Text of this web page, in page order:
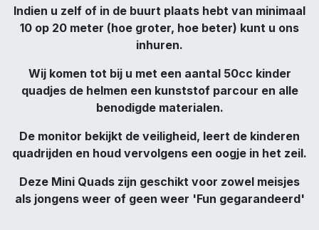
Indien u zelf of in de buurt plaats hebt van minimaal
10 op 20 meter (hoe groter, hoe beter) kunt u ons
inhuren.
Wij komen tot bij u met een aantal 50cc kinder
quadjes de helmen een kunststof parcour en alle
benodigde materialen.
De monitor bekijkt de veiligheid, leert de kinderen
quadrijden en houd vervolgens een oogje in het zeil.
Deze Mini Quads zijn geschikt voor zowel meisjes
als jongens weer of geen weer 'Fun gegarandeerd'